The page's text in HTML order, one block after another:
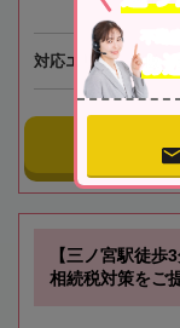
対応エリア 大阪、
【三ノ宮駅徒
相続税対策をご
不
お